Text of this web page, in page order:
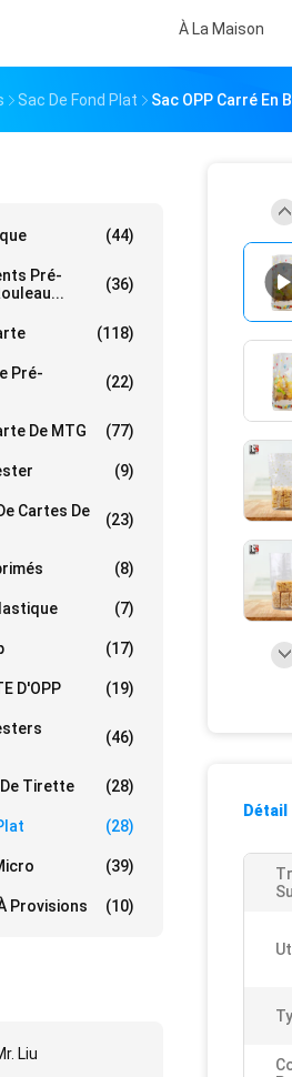
À La Maison
Sac De Fond Plat Sac OPP Carré
(44)
Pré-
(36)
(118)
Pré-
(22)
De MTG (77)
(9)
Cartes De
(23)
(8)
(7)
(17)
D'OPP (19)
(46)
De Tirette (28)
(28)
(39)
Provisions (10)
Liu